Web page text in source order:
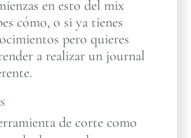
en esto del mix
cómo, o si ya tienes
pero quieres
a realizar un journal
de corte como